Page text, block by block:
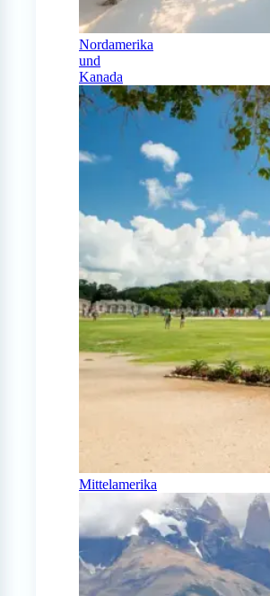
Nordamerika
und
Kanada
Mittelamerika